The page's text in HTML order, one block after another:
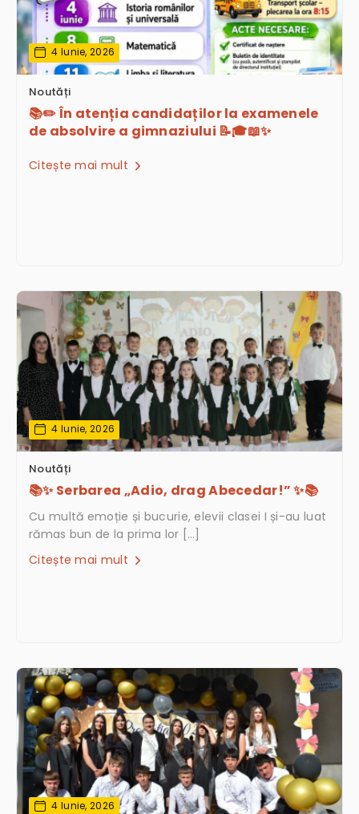
4 Iunie, 2026
Noutăți
📚✏️ În atenția candidaților la examenele
de absolvire a gimnaziului 📝🎓📖✨
Citește mai mult
4 Iunie, 2026
Noutăți
📚✨ Serbarea „Adio, drag Abecedar!” ✨📚
Cu multă emoție și bucurie, elevii clasei I și-au luat
rămas bun de la prima lor […]
Citește mai mult
4 Iunie, 2026